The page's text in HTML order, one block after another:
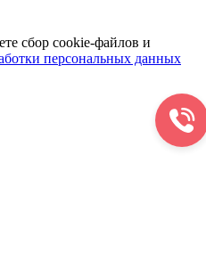
сбор cookie-файлов и
персональных данных